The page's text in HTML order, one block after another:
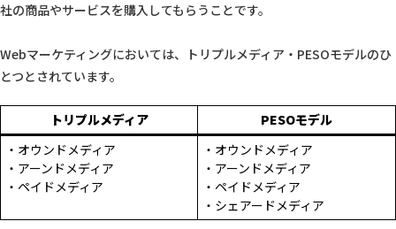
社の商品やサービスを購入してもらうことです。
Webマーケティングにおいては、トリプルメディア・PESOモデルのひ
とつとされています。
トリプルメディア
PESOモデル
・オウンドメディア
・アーンドメディア
・ペイドメディア
・オウンドメディア
・アーンドメディア
・ペイドメディア
・シェアードメディア